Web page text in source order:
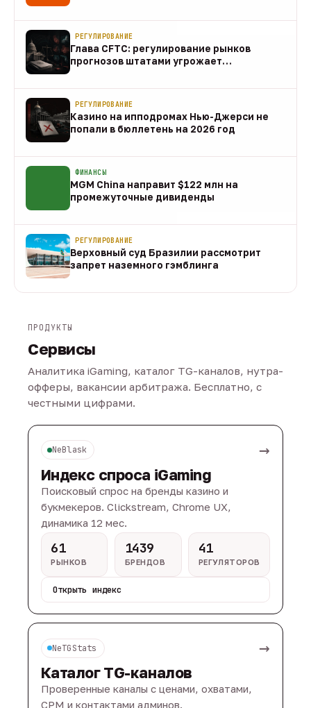
РЕГУЛИРОВАНИЕ
Глава CFTC: регулирование рынков
прогнозов штатами угрожает
РЕГУЛИРОВАНИЕ
Казино на ипподромах Нью-Джерси не
попали в бюллетень на 2026 год
ФИНАНСЫ
MGM China направит $122 млн на
промежуточные дивиденды
РЕГУЛИРОВАНИЕ
Верховный суд Бразилии рассмотрит
запрет наземного гэмблинга
ПРОДУКТЫ
Сервисы
Аналитика iGaming, каталог TG-каналов, нутра-
офферы, вакансии арбитража. Бесплатно, с
честными цифрами.
NeBlask →
Индекс спроса iGaming
Поисковый спрос на бренды казино и
букмекеров. Clickstream, Chrome UX,
динамика 12 мес.
61
РЫНКОВ
1439
БРЕНДОВ
41
РЕГУЛЯТОРОВ
Открыть индекс
NeTGStats →
Каталог TG-каналов
Проверенные каналы с ценами, охватами,
CPM и контактами админов.